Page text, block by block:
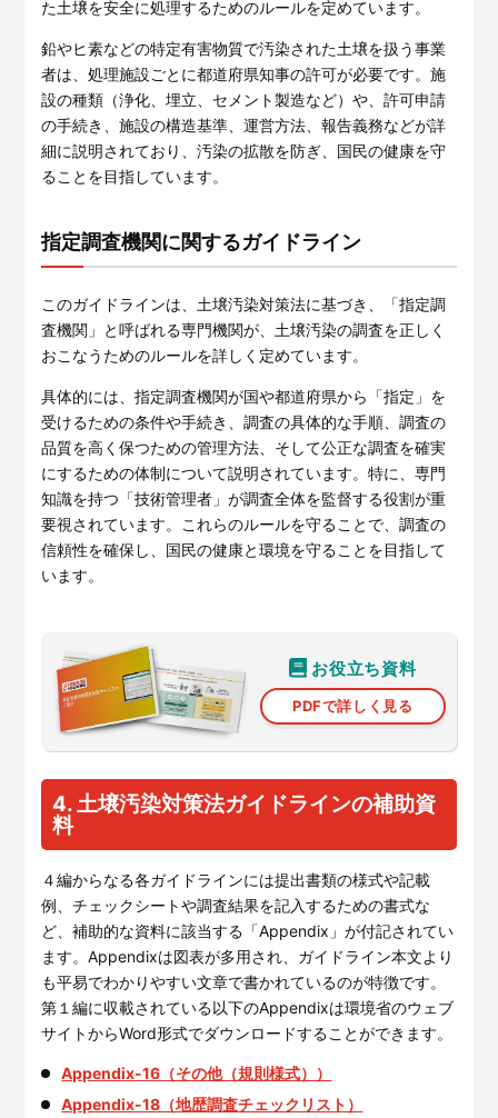
た土壌を安全に処理するためのルールを定めています。
鉛やヒ素などの特定有害物質で汚染された土壌を扱う事業
者は、処理施設ごとに都道府県知事の許可が必要です。施
設の種類（浄化、埋立、セメント製造など）や、許可申請
の手続き、施設の構造基準、運営方法、報告義務などが詳
細に説明されており、汚染の拡散を防ぎ、国民の健康を守
ることを目指しています。
指定調査機関に関するガイドライン
このガイドラインは、土壌汚染対策法に基づき、「指定調
査機関」と呼ばれる専門機関が、土壌汚染の調査を正しく
おこなうためのルールを詳しく定めています。
具体的には、指定調査機関が国や都道府県から「指定」を
受けるための条件や手続き、調査の具体的な手順、調査の
品質を高く保つための管理方法、そして公正な調査を確実
にするための体制について説明されています。特に、専門
知識を持つ「技術管理者」が調査全体を監督する役割が重
要視されています。これらのルールを守ることで、調査の
信頼性を確保し、国民の健康と環境を守ることを目指して
います。
お役立ち資料
PDFで詳しく見る
4. 土壌汚染対策法ガイドラインの補助資
料
４編からなる各ガイドラインには提出書類の様式や記載
例、チェックシートや調査結果を記入するための書式な
ど、補助的な資料に該当する「Appendix」が付記されてい
ます。Appendixは図表が多用され、ガイドライン本文より
も平易でわかりやすい文章で書かれているのが特徴です。
第１編に収載されている以下のAppendixは環境省のウェブ
サイトからWord形式でダウンロードすることができます。
Appendix-16（その他（規則様式））
Appendix-18（地歴調査チェックリスト）
再生資源利用計画書のご担当者さま
再生資源利用計画書・実施書の作成にお困りではありません
か？「再生資源利用促進支援サービス」の概要と活用イメー
ください。